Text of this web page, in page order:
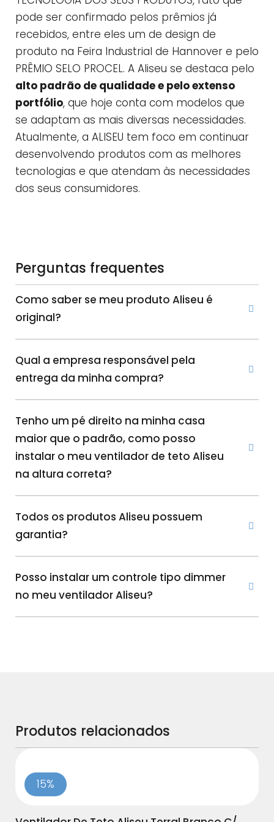
pode ser confirmado pelos prêmios já
recebidos, entre eles um de design de
produto na Feira Industrial de Hannover e pelo
PRÊMIO SELO PROCEL. A Aliseu se destaca pelo
alto padrão de qualidade e pelo extenso
portfólio, que hoje conta com modelos que
se adaptam as mais diversas necessidades.
Atualmente, a ALISEU tem foco em continuar
desenvolvendo produtos com as melhores
tecnologias e que atendam às necessidades
dos seus consumidores.
Perguntas frequentes
Como saber se meu produto Aliseu é
original?
Qual a empresa responsável pela
entrega da minha compra?
Tenho um pé direito na minha casa
maior que o padrão, como posso
instalar o meu ventilador de teto Aliseu
na altura correta?
Todos os produtos Aliseu possuem
garantia?
Posso instalar um controle tipo dimmer
no meu ventilador Aliseu?
Produtos relacionados
15%